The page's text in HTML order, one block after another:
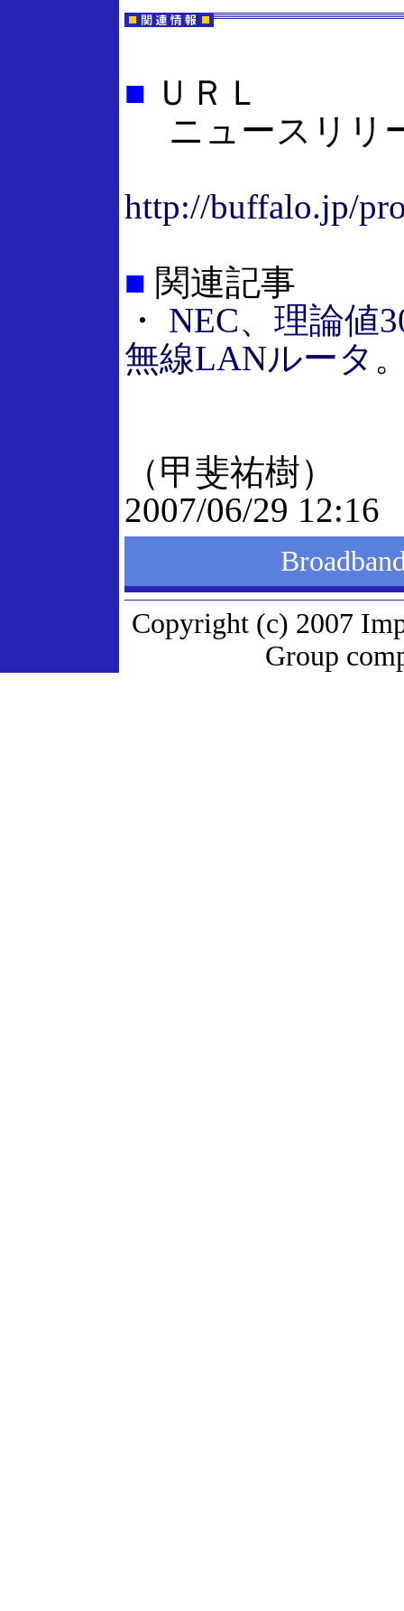
■ ＵＲＬ
ニュースリリ
http://buffalo.jp/
■ 関連記事
・ NEC、理論値
無線LANルータ
（甲斐祐樹）
2007/06/29 12:16
Copyright (c) 2007
Group